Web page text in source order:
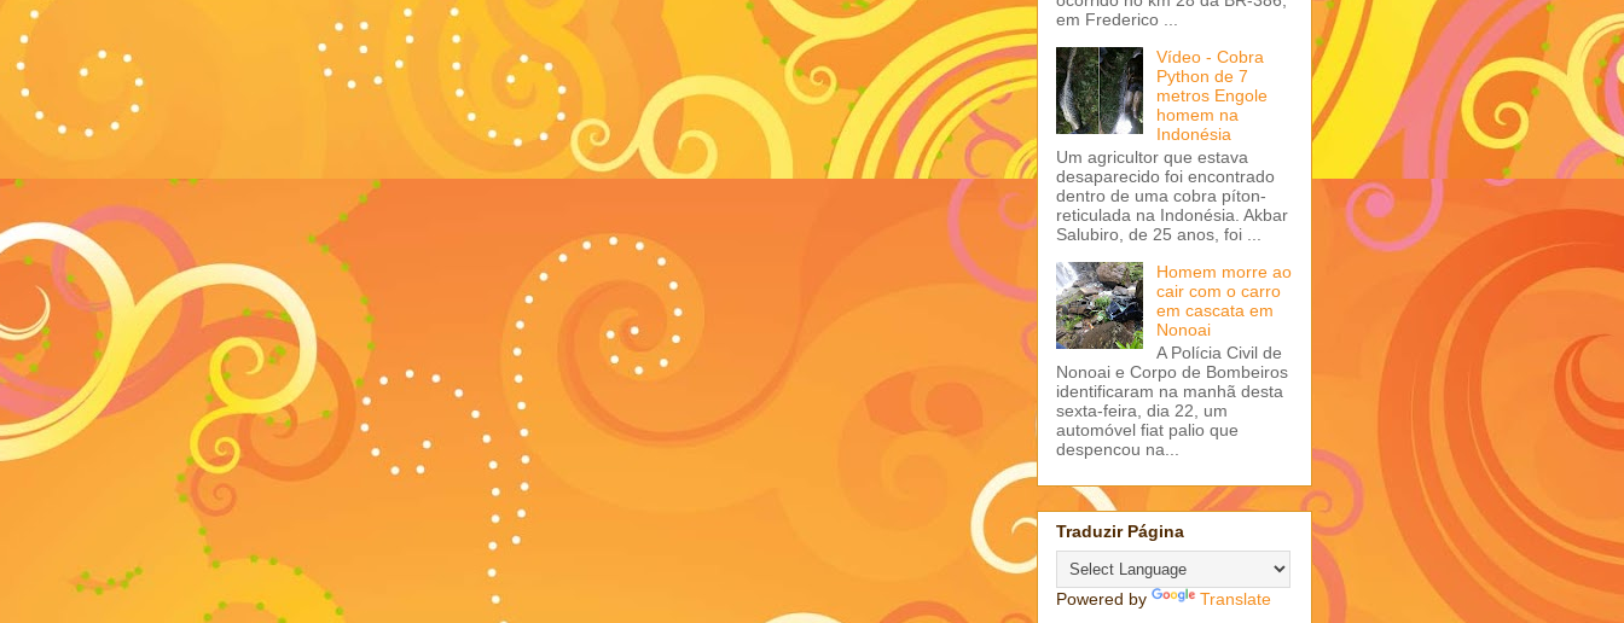
em Frederico ...
Vídeo - Cobra
Python de 7
metros Engole
homem na
Indonésia
Um agricultor que estava
desaparecido foi encontrado
dentro de uma cobra píton-
reticulada na Indonésia. Akbar
Salubiro, de 25 anos, foi ...
Homem morre ao
cair com o carro
em cascata em
Nonoai
A Polícia Civil de
Nonoai e Corpo de Bombeiros
identificaram na manhã desta
sexta-feira, dia 22, um
automóvel fiat palio que
despencou na...
Traduzir Página
Powered by Translate